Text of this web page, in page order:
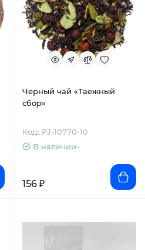
Черный чай «Таежный
сбор»
Код: PJ-10770-10
В наличии-
156 ₽